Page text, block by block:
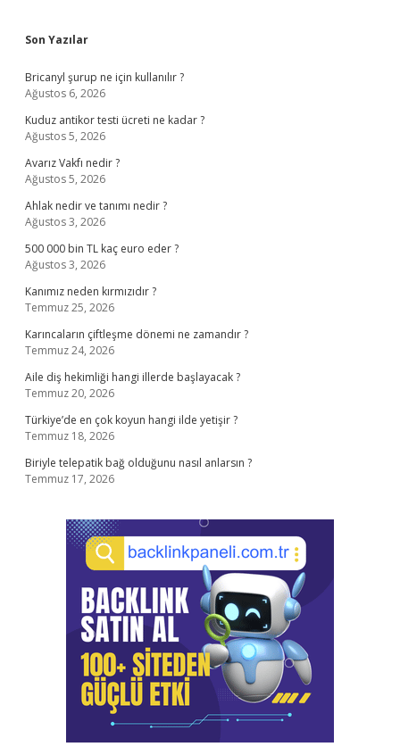
Sidebar
Son Yazılar
Bricanyl şurup ne için kullanılır ?
Ağustos 6, 2026
Kuduz antikor testi ücreti ne kadar ?
Ağustos 5, 2026
Avarız Vakfı nedir ?
Ağustos 5, 2026
Ahlak nedir ve tanımı nedir ?
Ağustos 3, 2026
500 000 bin TL kaç euro eder ?
Ağustos 3, 2026
Kanımız neden kırmızıdır ?
Temmuz 25, 2026
Karıncaların çiftleşme dönemi ne zamandır ?
Temmuz 24, 2026
Aile diş hekimliği hangi illerde başlayacak ?
Temmuz 20, 2026
Türkiye’de en çok koyun hangi ilde yetişir ?
Temmuz 18, 2026
Biriyle telepatik bağ olduğunu nasıl anlarsın ?
Temmuz 17, 2026